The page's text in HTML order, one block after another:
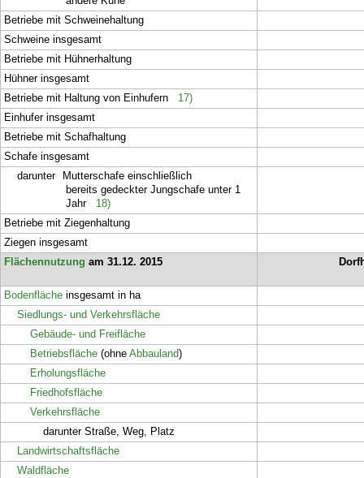
Betriebe mit Schweinehaltung
Schweine insgesamt
Betriebe mit Hühnerhaltung
Hühner insgesamt
Betriebe mit Haltung von Einhufern 17)
Einhufer insgesamt
Betriebe mit Schafhaltung
Schafe insgesamt
darunter
Mutterschafe einschließlich
bereits gedeckter Jungschafe unter 1
Jahr
18)
Betriebe mit Ziegenhaltung
Ziegen insgesamt
Flächennutzung am 31.12. 2015
Bodenflächeinsgesamt in ha
Siedlungs- und Verkehrsfläche
Gebäude- und Freifläche
Betriebsfläche(ohne Abbauland)
Erholungsfläche
Friedhofsfläche
Verkehrsfläche
darunter Straße, Weg, Platz
Landwirtschaftsfläche
Waldfläche